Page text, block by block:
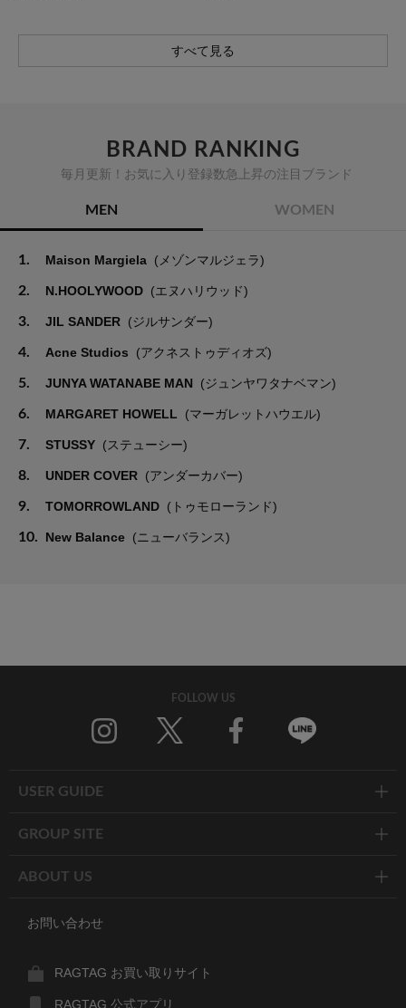
すべて見る
BRAND RANKING
毎月更新！お気に入り登録数急上昇の注目ブランド
MEN WOMEN
1. Maison Margiela (メゾンマルジェラ)
2. N.HOOLYWOOD (エヌハリウッド)
3. JIL SANDER (ジルサンダー)
4. Acne Studios (アクネストゥディオズ)
5. JUNYA WATANABE MAN (ジュンヤワタナベマン)
6. MARGARET HOWELL (マーガレットハウエル)
7. STUSSY (ステューシー)
8. UNDER COVER (アンダーカバー)
9. TOMORROWLAND (トゥモローランド)
10. New Balance (ニューバランス)
FOLLOW US
USER GUIDE
GROUP SITE
ABOUT US
お問い合わせ
RAGTAG お買い取りサイト
RAGTAG 公式アプリ